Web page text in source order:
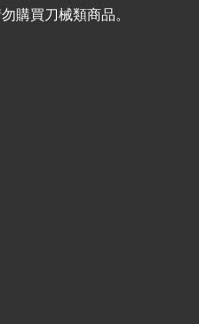
購買刀械類商品。